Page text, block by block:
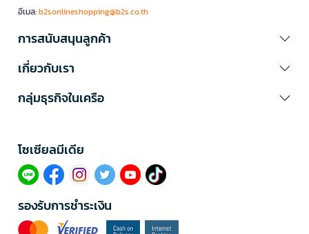
อีเมล:b2sonlineshopping@b2s.co.th
การสนับสนุนลูกค้า
เกี่ยวกับเรา
กลุ่มธุรกิจในเครือ
โซเซียลมีเดีย​
รองรับการชำระเงิน